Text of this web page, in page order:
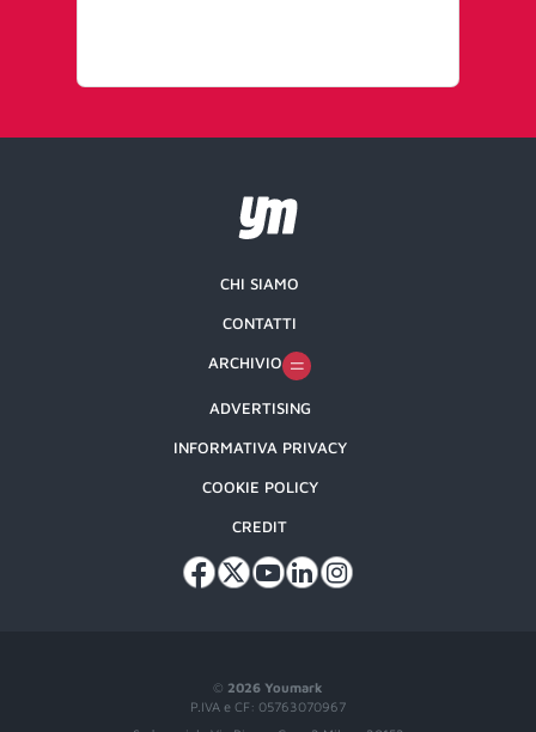
© 2026 Youmark
P.IVA e CF: 05763070967
CHI SIAMO
CONTATTI
ARCHIVIO
ADVERTISING
INFORMATIVA PRIVACY
COOKIE POLICY
CREDIT